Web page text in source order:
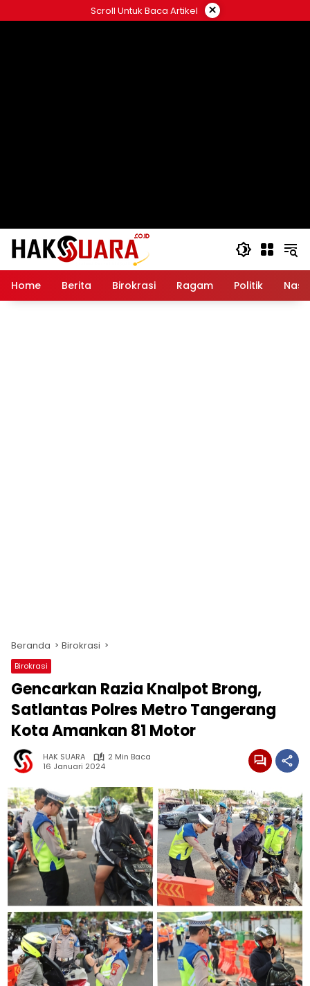
ke
Scroll Untuk Baca Artikel ×
Home Berita Birokrasi Ragam Politik
Beranda Birokrasi
Birokrasi
Gencarkan Razia Knalpot Brong,
Satlantas Polres Metro Tangerang
Kota Amankan 81 Motor
HAK SUARA
2 Min Baca
16 Januari 2024